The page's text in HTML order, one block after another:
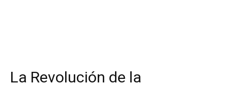
La Revolución de la